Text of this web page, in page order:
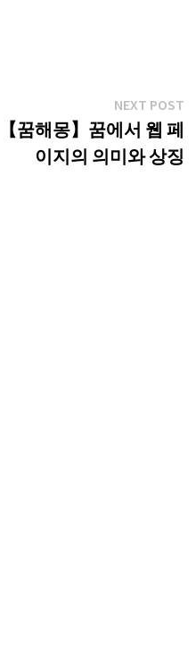
NEXT POST
【꿈해몽】꿈에서 웹 페
이지의 의미와 상징